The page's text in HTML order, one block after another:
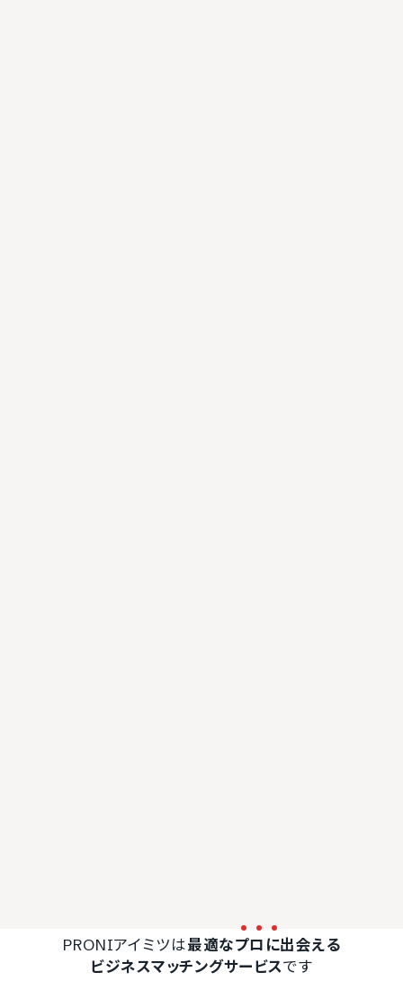
PRONIアイミツは最適なプロ に出会える
ビジネスマッチングサービスです